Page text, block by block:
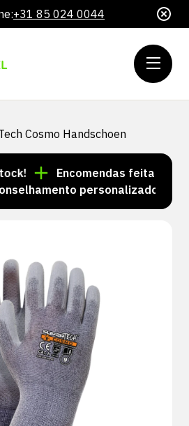
+31 85 024 0044
Cosmo Handschoen
Encomendas feitas até às
personalizado? Ligue